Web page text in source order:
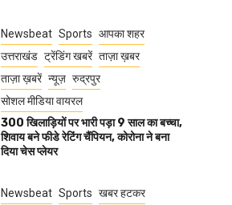
Newsbeat Sports आपका शहर
उत्तराखंड ट्रेंडिंग खबरें ताज़ा ख़बर
ताज़ा ख़बरें न्यूज़ रुद्रपुर
सोशल मीडिया वायरल
300 खिलाड़ियों पर भारी पड़ा 9 साल का बच्चा,
शिवाय बने फीडे रेटिंग चैंपियन, कोरोना ने बना
दिया चेस प्लेयर
Newsbeat Sports खबर हटकर